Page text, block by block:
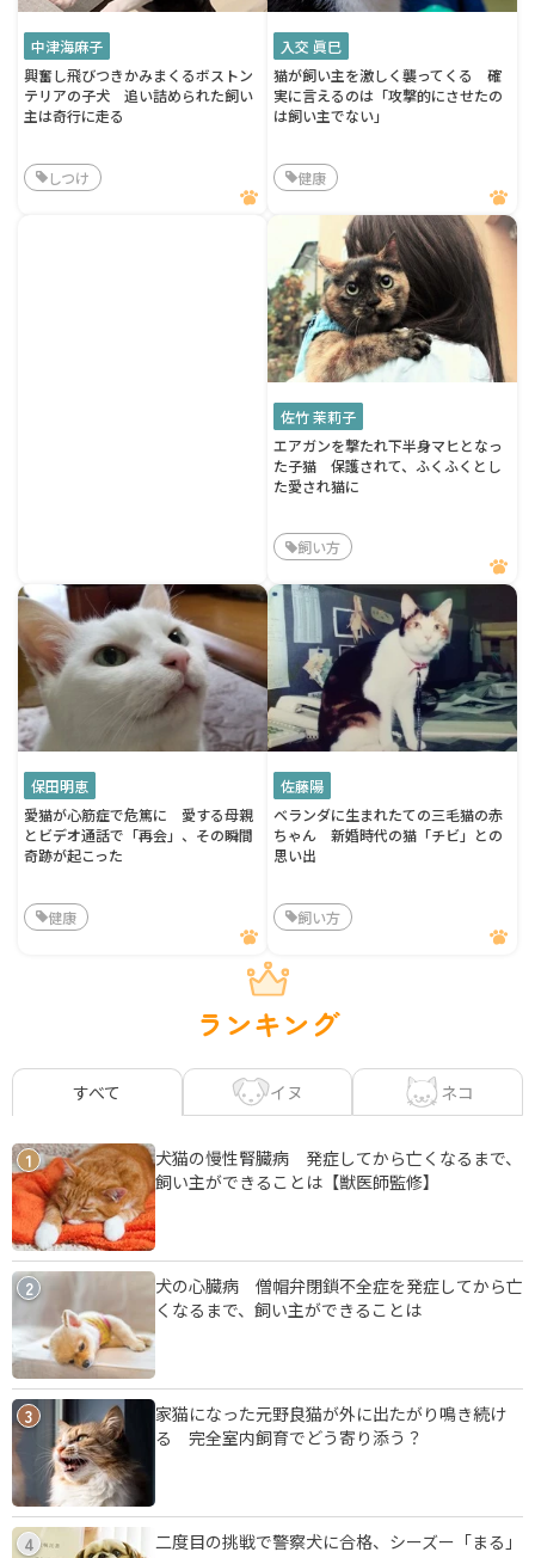
中津海麻子
興奮し飛びつきかみまくるボストン
テリアの子犬 追い詰められた飼い
主は奇行に走る
しつけ
入交 眞巳
猫が飼い主を激しく襲ってくる 確
実に言えるのは「攻撃的にさせたの
は飼い主でない」
健康
佐竹 茉莉子
エアガンを撃たれ下半身マヒとなっ
た子猫 保護されて、ふくふくとし
た愛され猫に
飼い方
保田明恵
愛猫が心筋症で危篤に 愛する母親
とビデオ通話で「再会」、その瞬間
奇跡が起こった
健康
佐藤陽
ベランダに生まれたての三毛猫の赤
ちゃん 新婚時代の猫「チビ」との
思い出
飼い方
ランキング
すべて イヌ ネコ
1
犬猫の慢性腎臓病 発症してから亡くなるまで、
飼い主ができることは【獣医師監修】
2
犬の心臓病 僧帽弁閉鎖不全症を発症してから亡
くなるまで、飼い主ができることは
3
家猫になった元野良猫が外に出たがり鳴き続け
る 完全室内飼育でどう寄り添う？
4 二度目の挑戦で警察犬に合格、シーズー「まる」